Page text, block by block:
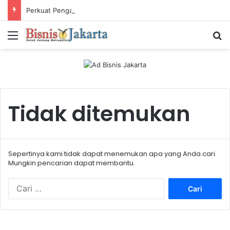
Menu
Tidak ditemukan
Sepertinya kami tidak dapat menemukan apa yang Anda cari.
Mungkin pencarian dapat membantu.